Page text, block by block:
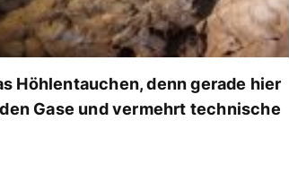
Höhlentauchen, denn gerade hier
Gase und vermehrt technische